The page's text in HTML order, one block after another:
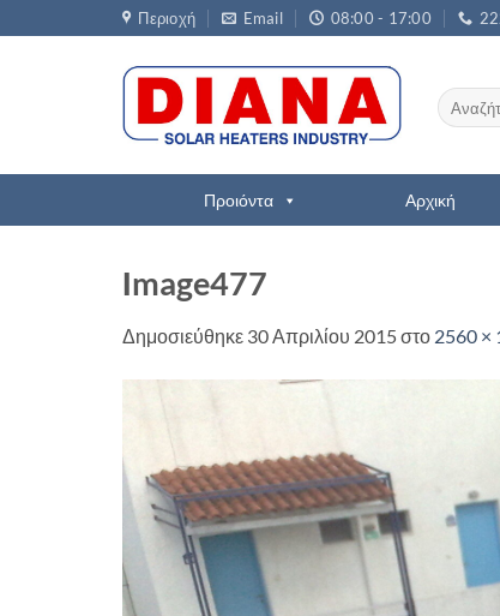
στο
Περιοχή Email 08:00 - 17:00
για:
Προιόντα Αρχική
Ιmage477
Δημοσιεύθηκε 30 Απριλίου 2015στο 2560 ×